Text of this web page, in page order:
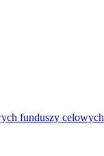
funduszy celowych